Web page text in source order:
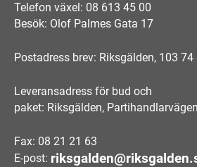
Telefon växel: 08 613 45 00
Besök: Olof Palmes Gata 17
Postadress brev: Riksgälden, 103
Leveransadress för bud och
paket: Riksgälden,
Fax: 08 21 21 63
E-post: